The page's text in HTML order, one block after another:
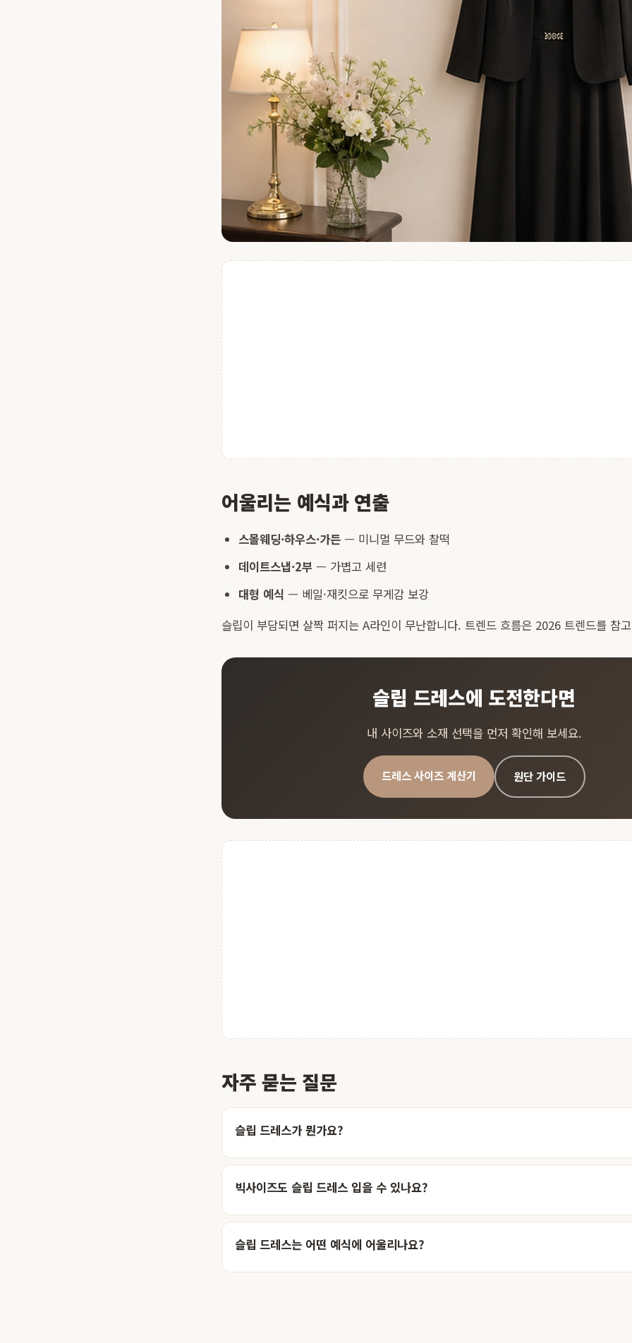
어울리는 예식과 연출
스몰웨딩·하우스·가든 — 미니멀 무드와 찰떡
데이트스냅·2부 — 가볍고 세련
대형 예식 — 베일·재킷으로 무게감 보강
슬립이 부담되면 살짝 퍼지는 A라인이 무난합니다. 트렌드 흐름은 2026 트렌드를 참
슬립 드레스에 도전한다면
내 사이즈와 소재 선택을 먼저 확인해 보세요.
드레스 사이즈 계산기 원단 가이드
자주 묻는 질문
슬립 드레스가 뭔가요?
빅사이즈도 슬립 드레스 입을 수 있나요?
슬립 드레스는 어떤 예식에 어울리나요?